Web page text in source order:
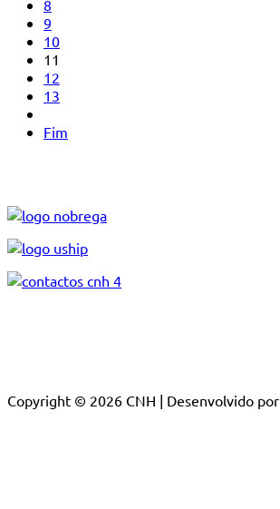
8
9
10
11
12
13
Fim
Copyright © 2026 CNH | Desenvolvido por